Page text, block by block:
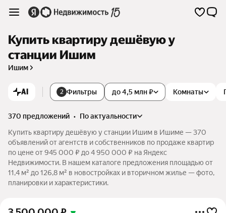
Купить квартиру дешёвую у
станции Ишим
Ишим
AI 2 Фильтры Комнаты
до 4,5 млн ₽
370 предложений •
по актуальности
Купить квартиру дешёвую у станции Ишим в Ишиме — 370
объявлений от агентств и собственников по продаже квартир
по цене от 945 000 ₽ до 4 950 000 ₽ на Яндекс
Недвижимости. В нашем каталоге предложения площадью от
11,4 м² до 126,8 м² в новостройках и вторичном жилье — фото,
планировки и характеристики.